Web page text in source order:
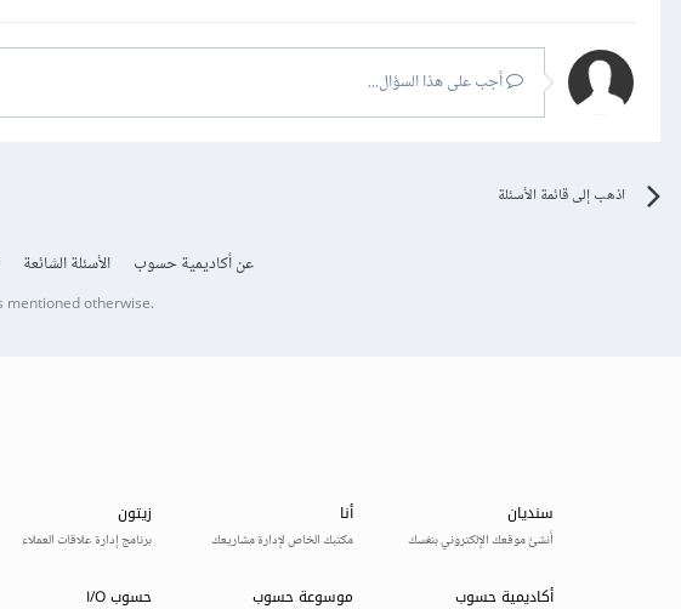
أجب على هذا السؤال...
اذهب إلى قائمة الأسئلة
عن أكاديمية حسوب الأسئلة الشائعة
otherwise.